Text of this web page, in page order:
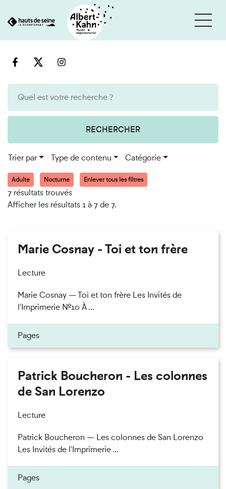
au
RECHERCHER
Trier par Type de contenu Catégorie
Adulte Nocturne Enlever tous les filtres
7 résultats trouvés
Afficher les résultats 1 à 7 de 7.
Marie Cosnay - Toi et ton frère
Lecture
Marie Cosnay — Toi et ton frère Les Invités de
l'Imprimerie n°10 À ...
Pages
Patrick Boucheron - Les colonnes
de San Lorenzo
Lecture
Patrick Boucheron — Les colonnes de San Lorenzo
Les Invités de l'Imprimerie ...
Pages
Cookies et traceurs utilisés sur ce site